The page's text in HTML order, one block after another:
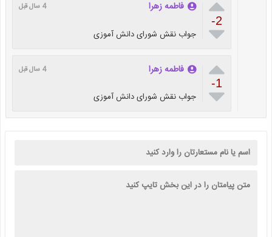
-2

فاطمه زهرا 4 سال قبل
جواب نقش شورای دانش آموزی

-1

فاطمه زهرا 4 سال قبل
جواب نقش شورای دانش آموزی